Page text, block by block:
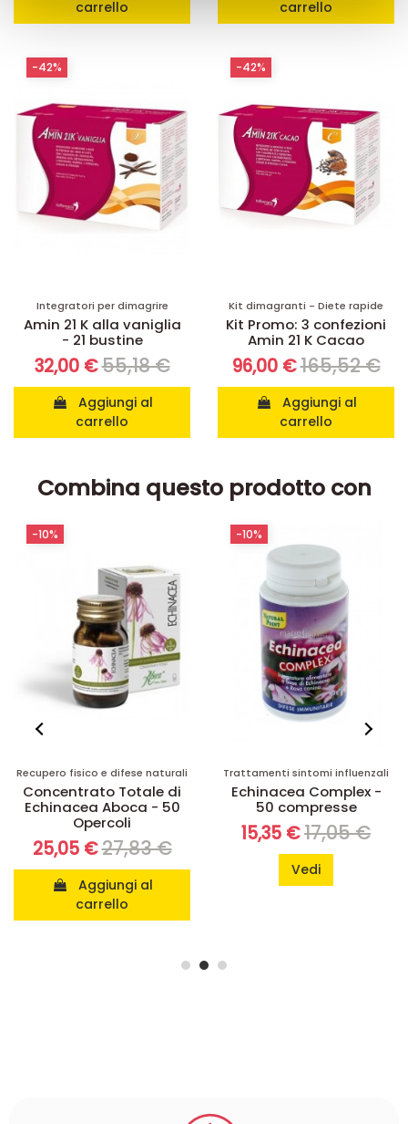
raccolto dal suo utilizzo dei loro servizi.
carrello
carrello
Integratori per dimagrire
Amin 21 K alla vaniglia
- 21 bustine
32,00 €55,18 €
carrello
-42%
Kit dimagranti - Diete rapide
Kit Promo: 3 confezioni
Amin 21 K Cacao
96,00 €165,52 €
carrello
-42%
Combina questo prodotto con
Trattamenti sintomi influenzali
Echinacea Complex -
50 compresse
15,35 €17,05 €
Vedi
-10%
Trattamenti sintomi influenzali
Echinaid Esi - 60
capsule
19,27 € 24,09 €
carrello
-20%